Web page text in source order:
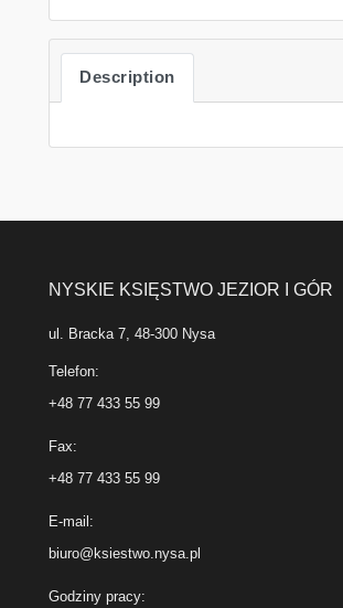
Description
NYSKIE KSIĘSTWO JEZIOR I GÓR
ul. Bracka 7, 48-300 Nysa
Telefon:
+48 77 433 55 99
Fax:
+48 77 433 55 99
E-mail:
biuro@ksiestwo.nysa.pl
Godziny pracy: